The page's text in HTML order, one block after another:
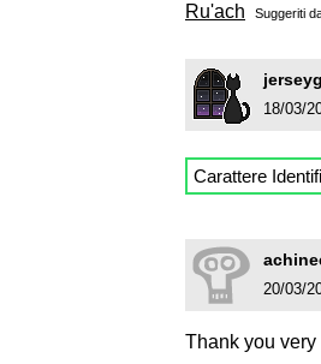
Ru'ach Suggeriti
18/03/
Carattere
20/03/
Thank you